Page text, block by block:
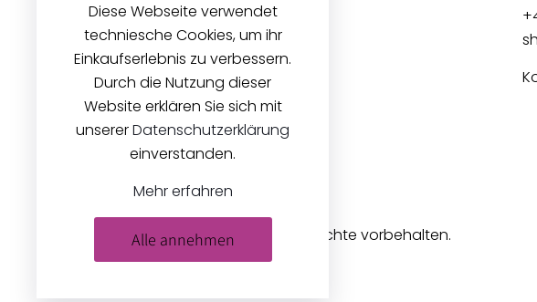
© 2026Zeilinger Stoffe . Alle Rechte vorbehalten.
Diese Webseite verwendet
techniesche Cookies, um ihr
Einkaufserlebnis zu verbessern.
Durch die Nutzung dieser
Website erklären Sie sich mit
unsererDatenschutzerklärung
einverstanden.
Mehr erfahren
Alle annehmen